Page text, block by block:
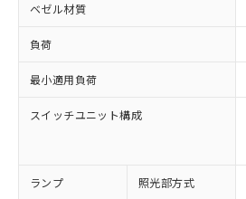
ベゼル材質
負荷
最小適用負荷
スイッチユニット構成
ランプ 照光部方式